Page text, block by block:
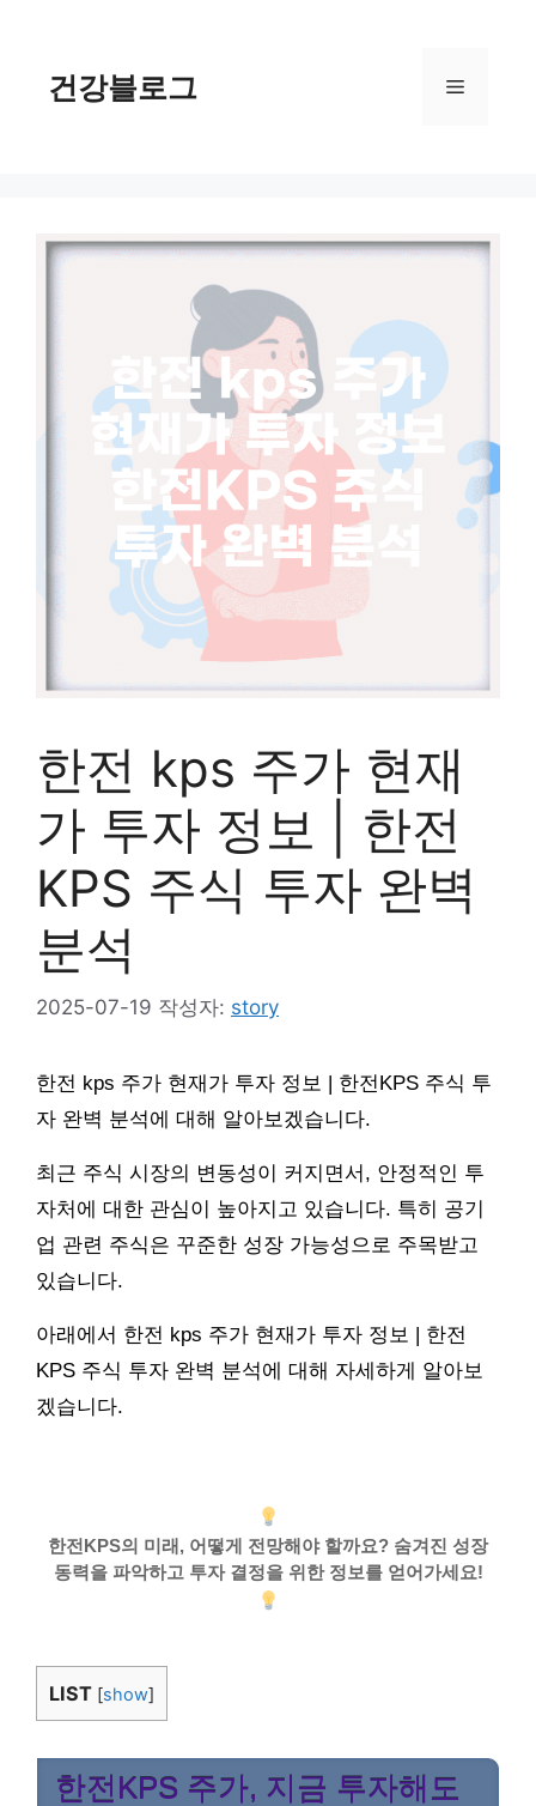
건강블로그 메
한전 kps 주가 현재
가 투자 정보 | 한전
KPS 주식 투자 완벽
분석
2025-07-19 작성자: story
한전 kps 주가 현재가 투자 정보 | 한전KPS 주식 투
자 완벽 분석에 대해 알아보겠습니다.
최근 주식 시장의 변동성이 커지면서, 안정적인 투
자처에 대한 관심이 높아지고 있습니다. 특히 공기
업 관련 주식은 꾸준한 성장 가능성으로 주목받고
있습니다.
아래에서 한전 kps 주가 현재가 투자 정보 | 한전
KPS 주식 투자 완벽 분석에 대해 자세하게 알아보
겠습니다.
한전KPS의 미래, 어떻게 전망해야 할까요? 숨겨진 성장
동력을 파악하고 투자 결정을 위한 정보를 얻어가세요!
LIST [show]
한전KPS 주가, 지금 투자해도